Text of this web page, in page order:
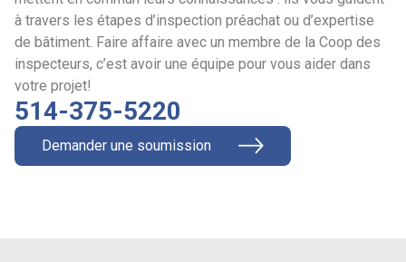
à travers les étapes d’inspection préachat ou d’expertise
de bâtiment. Faire affaire avec un membre de la Coop des
inspecteurs, c’est avoir une équipe pour vous aider dans
votre projet!
514-375-5220
Demander une soumission